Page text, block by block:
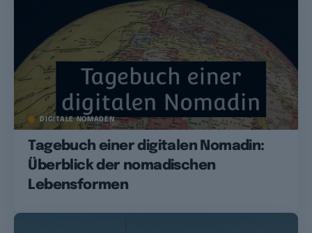
DIGITALE NOMADEN
Tagebuch einer digitalen Nomadin:
Überblick der nomadischen
Lebensformen